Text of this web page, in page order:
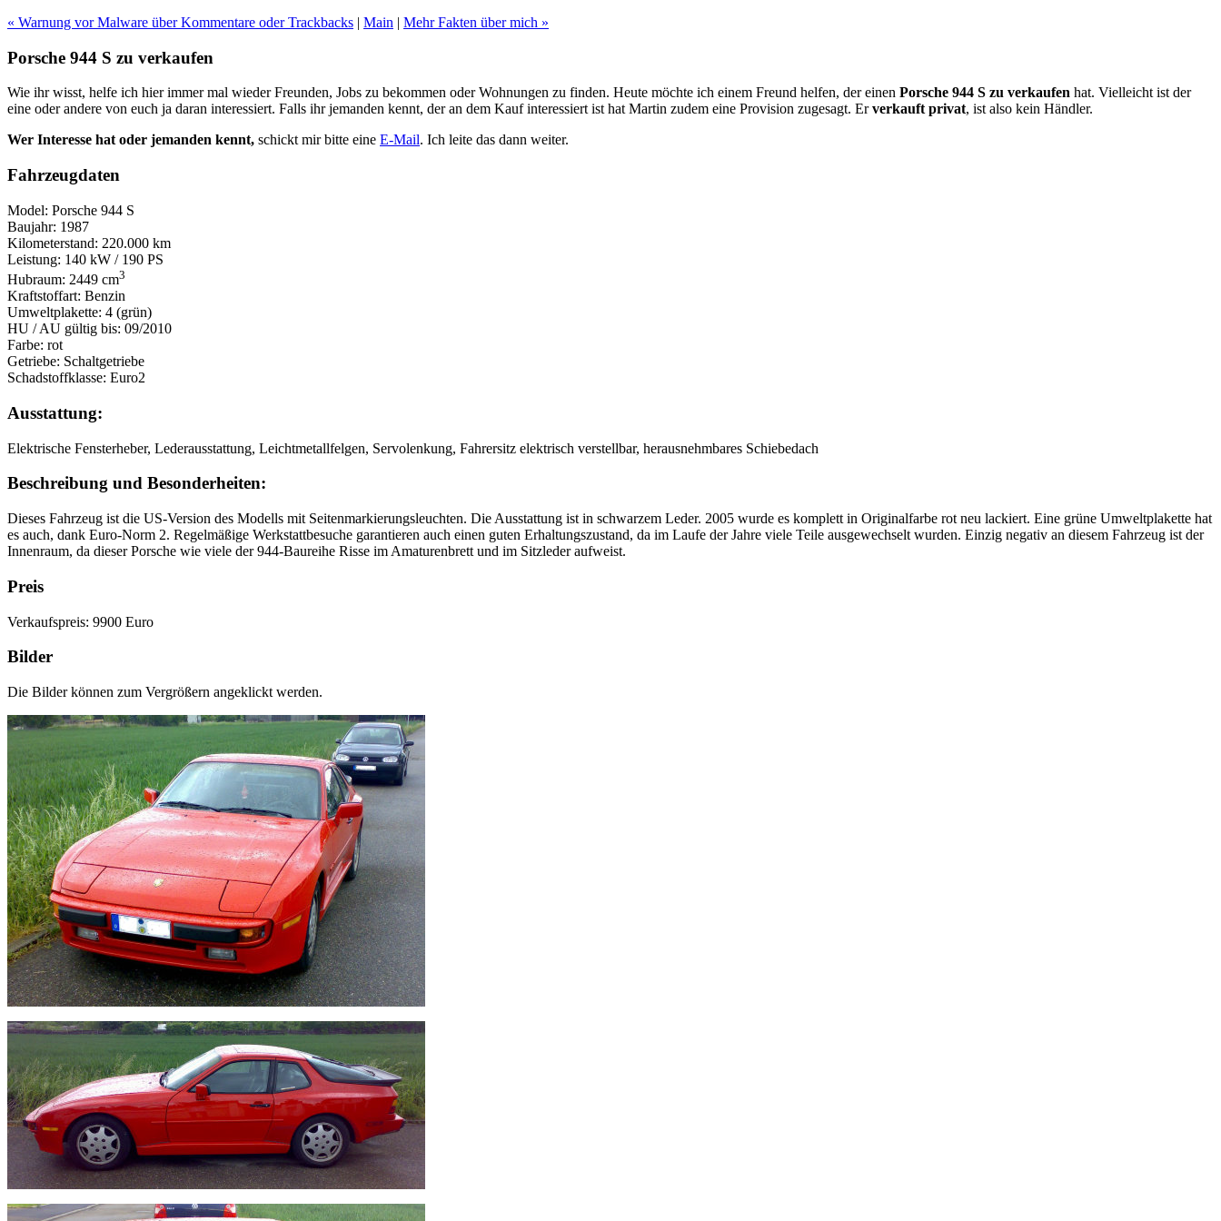
« Warnung vor Malware über Kommentare oder Trackbacks | Main | Mehr Fakten über mich »
Porsche 944 S zu verkaufen
Wie ihr wisst, helfe ich hier immer mal wieder Freunden, Jobs zu bekommen oder Wohnungen zu finden. Heute möchte ich einem Freund helfen, der einen Porsche 944 S zu verkaufen hat. Vielleicht ist der
eine oder andere von euch ja daran interessiert. Falls ihr jemanden kennt, der an dem Kauf interessiert ist hat Martin zudem eine Provision zugesagt. Erverkauft privat, ist also kein Händler.
Wer Interesse hat oder jemanden kennt, schickt mir bitte eine E-Mail. Ich leite das dann weiter.
Fahrzeugdaten
Model: Porsche 944 S
Baujahr: 1987
Kilometerstand: 220.000 km
Leistung: 140 kW / 190 PS
Hubraum: 2449 cm3
Kraftstoffart: Benzin
Umweltplakette: 4 (grün)
HU / AU gültig bis: 09/2010
Farbe: rot
Getriebe: Schaltgetriebe
Schadstoffklasse: Euro2
Ausstattung:
Elektrische Fensterheber, Lederausstattung, Leichtmetallfelgen, Servolenkung, Fahrersitz elektrisch verstellbar, herausnehmbares Schiebedach
Beschreibung und Besonderheiten:
Dieses Fahrzeug ist die US-Version des Modells mit Seitenmarkierungsleuchten. Die Ausstattung ist in schwarzem Leder. 2005 wurde es komplett in Originalfarbe rot neu lackiert. Eine grüne Umweltplakette hat
es auch, dank Euro-Norm 2. Regelmäßige Werkstattbesuche garantieren auch einen guten Erhaltungszustand, da im Laufe der Jahre viele Teile ausgewechselt wurden. Einzig negativ an diesem Fahrzeug ist der
Innenraum, da dieser Porsche wie viele der 944-Baureihe Risse im Amaturenbrett und im Sitzleder aufweist.
Preis
Verkaufspreis: 9900 Euro
Bilder
Die Bilder können zum Vergrößern angeklickt werden.